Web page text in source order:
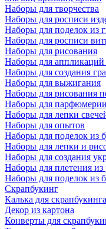
Наборы для творчества
Наборы для росписи
Наборы для поделок из
Наборы для росписи
Наборы для рисования
Наборы для аппликаций
Наборы для создания
Наборы для выжигания
Наборы для рисования
Наборы для
Наборы для лепки
Наборы для опытов
Наборы для поделок из
Наборы для лепки и
Наборы для создания
Наборы для плетения из
Наборы для поделок из
Скрапбукинг
Калька для скрапбукинга
Декор из картона
Конверты для